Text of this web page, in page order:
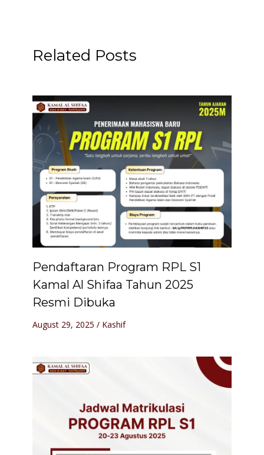
Related Posts
Pendaftaran Program RPL S1
Kamal Al Shifaa Tahun 2025
Resmi Dibuka
August 29, 2025 / Kashif